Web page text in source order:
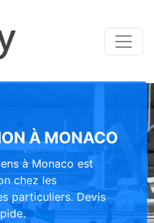
À MONACO
à Monaco est
chez les
particuliers. Devis